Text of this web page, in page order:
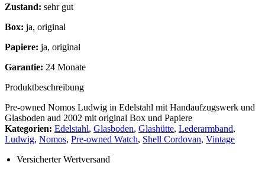
Zustand: sehr gut
Box: ja, original
Papiere: ja, original
Garantie: 24 Monate
Produktbeschreibung
Pre-owned Nomos Ludwig in Edelstahl mit Handaufzugswerk und
Glasboden aud 2002 mit original Box und Papiere
Kategorien: Edelstahl, Glasboden, Glashütte, Lederarmband,
Ludwig, Nomos, Pre-owned Watch, Shell Cordovan, Vintage
Versicherter Wertversand